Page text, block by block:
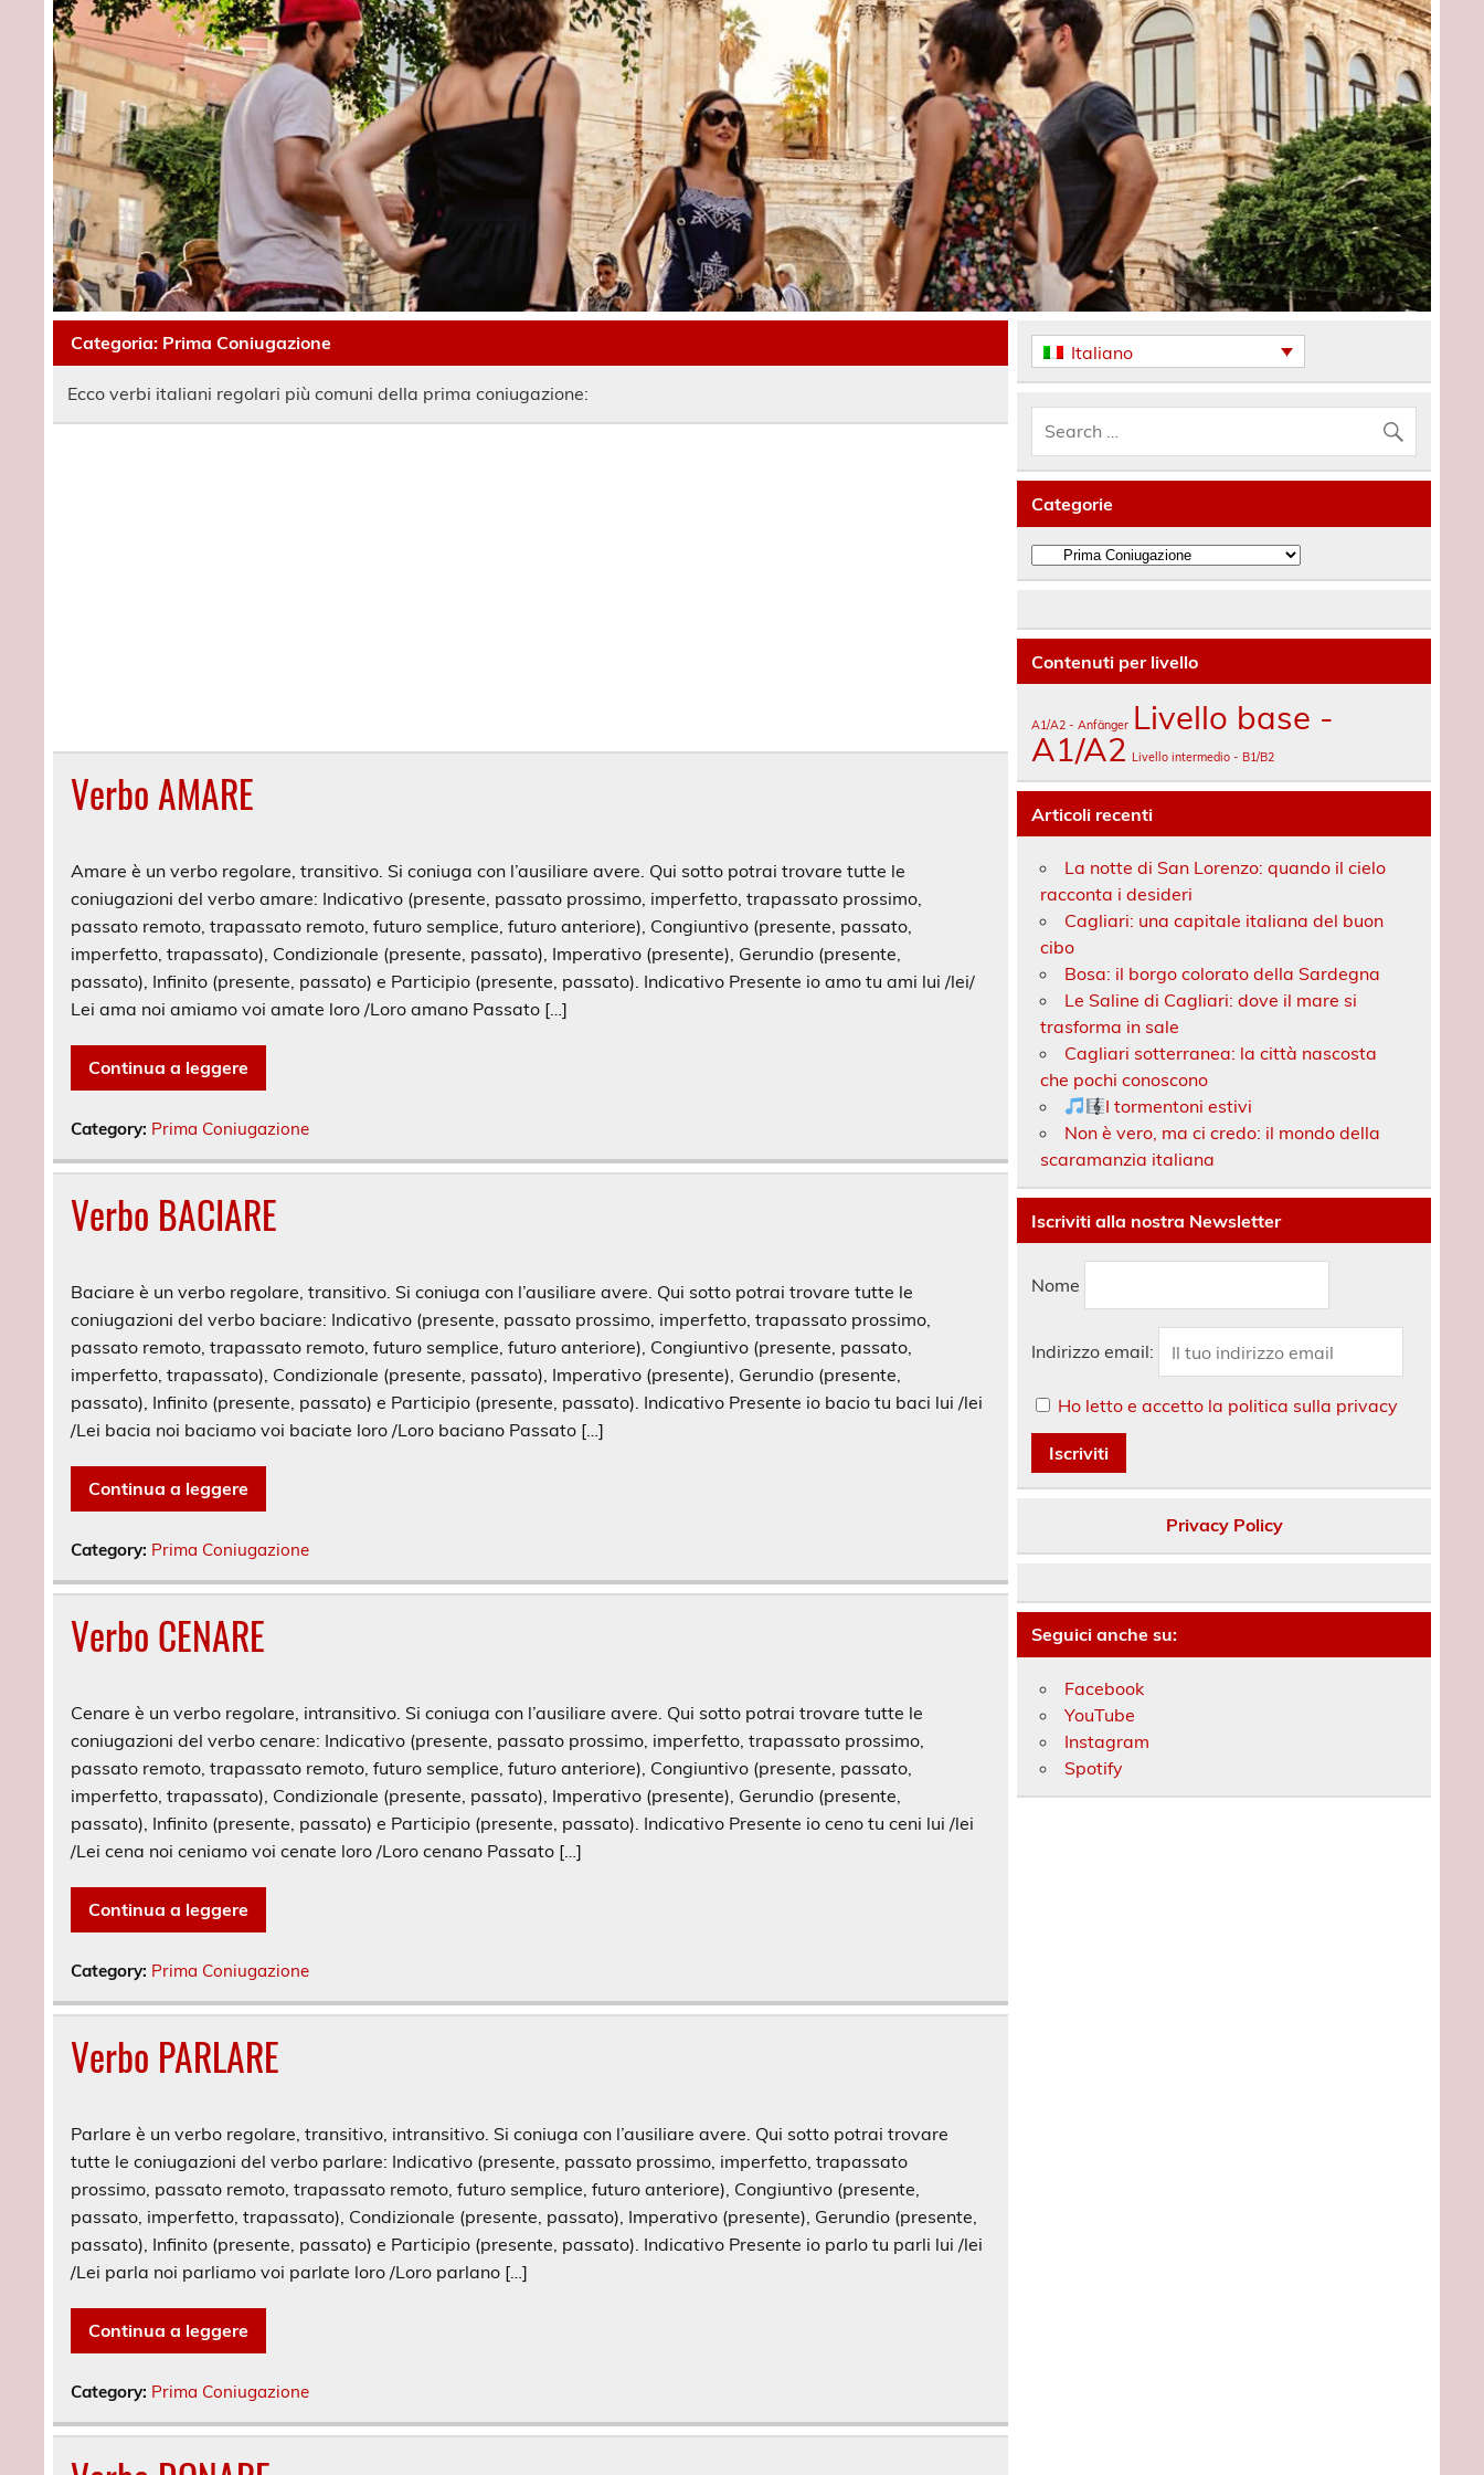
Categoria: Prima Coniugazione
Ecco verbi italiani regolari più comuni della prima coniugazione:
Verbo AMARE
Amare è un verbo regolare, transitivo. Si coniuga con l’ausiliare avere. Qui sotto potrai trovare tutte le
coniugazioni del verbo amare: Indicativo (presente, passato prossimo, imperfetto, trapassato prossimo,
passato remoto, trapassato remoto, futuro semplice, futuro anteriore), Congiuntivo (presente, passato,
imperfetto, trapassato), Condizionale (presente, passato), Imperativo (presente), Gerundio (presente,
passato), Infinito (presente, passato) e Participio (presente, passato). Indicativo Presente io amo tu ami lui /lei/
Lei ama noi amiamo voi amate loro /Loro amano Passato […]
Continua a leggere
Category: Prima Coniugazione
Verbo BACIARE
Baciare è un verbo regolare, transitivo. Si coniuga con l’ausiliare avere. Qui sotto potrai trovare tutte le
coniugazioni del verbo baciare: Indicativo (presente, passato prossimo, imperfetto, trapassato prossimo,
passato remoto, trapassato remoto, futuro semplice, futuro anteriore), Congiuntivo (presente, passato,
imperfetto, trapassato), Condizionale (presente, passato), Imperativo (presente), Gerundio (presente,
passato), Infinito (presente, passato) e Participio (presente, passato). Indicativo Presente io bacio tu baci lui /lei
/Lei bacia noi baciamo voi baciate loro /Loro baciano Passato […]
Continua a leggere
Category: Prima Coniugazione
Verbo CENARE
Cenare è un verbo regolare, intransitivo. Si coniuga con l’ausiliare avere. Qui sotto potrai trovare tutte le
coniugazioni del verbo cenare: Indicativo (presente, passato prossimo, imperfetto, trapassato prossimo,
passato remoto, trapassato remoto, futuro semplice, futuro anteriore), Congiuntivo (presente, passato,
imperfetto, trapassato), Condizionale (presente, passato), Imperativo (presente), Gerundio (presente,
passato), Infinito (presente, passato) e Participio (presente, passato). Indicativo Presente io ceno tu ceni lui /lei
/Lei cena noi ceniamo voi cenate loro /Loro cenano Passato […]
Continua a leggere
Category: Prima Coniugazione
Verbo PARLARE
Parlare è un verbo regolare, transitivo, intransitivo. Si coniuga con l’ausiliare avere. Qui sotto potrai trovare
tutte le coniugazioni del verbo parlare: Indicativo (presente, passato prossimo, imperfetto, trapassato
prossimo, passato remoto, trapassato remoto, futuro semplice, futuro anteriore), Congiuntivo (presente,
passato, imperfetto, trapassato), Condizionale (presente, passato), Imperativo (presente), Gerundio (presente,
passato), Infinito (presente, passato) e Participio (presente, passato). Indicativo Presente io parlo tu parli lui /lei
/Lei parla noi parliamo voi parlate loro /Loro parlano […]
Continua a leggere
Category: Prima Coniugazione
Italiano
Categorie
Categorie
Contenuti per livello
A1/A2 - Anfänger Livello base -
A1/A2 Livello intermedio - B1/B2
Articoli recenti
La notte di San Lorenzo: quando il cielo
racconta i desideri
Cagliari: una capitale italiana del buon
cibo
Bosa: il borgo colorato della Sardegna
Le Saline di Cagliari: dove il mare si
trasforma in sale
Cagliari sotterranea: la città nascosta
che pochi conoscono
I tormentoni estivi
Non è vero, ma ci credo: il mondo della
scaramanzia italiana
Iscriviti alla nostra Newsletter
Nome
Indirizzo email:
Ho letto e accetto la politica sulla privacy
Privacy Policy
Seguici anche su:
Facebook
YouTube
Instagram
Spotify